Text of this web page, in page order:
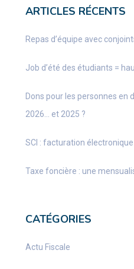
ARTICLES RÉCENTS
Repas d’équipe avec
Job d’été des étudiants =
Dons pour les personnes en
2026… et 2025 ?
SCI : facturation
Taxe foncière : une
CATÉGORIES
Actu Fiscale